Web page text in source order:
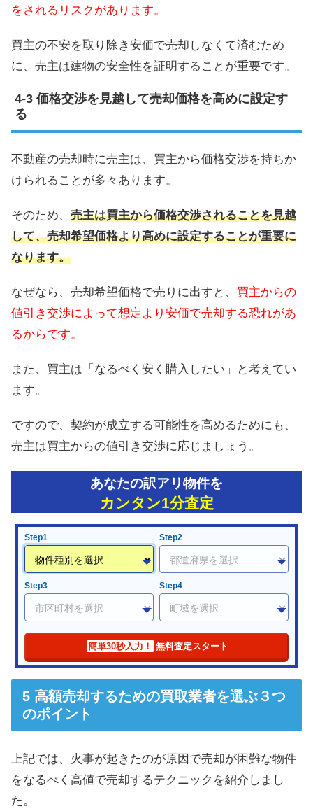
をされるリスクがあります。
買主の不安を取り除き安価で売却しなくて済むため
に、売主は建物の安全性を証明することが重要です。
価格交渉を見越して売却価格を高めに設定す
る
不動産の売却時に売主は、買主から価格交渉を持ちか
けられることが多々あります。
そのため、 売主は買主から価格交渉されることを見越
して、売却希望価格より高めに設定することが重要に
なります。
なぜなら、売却希望価格で売りに出すと、 買主からの
値引き交渉によって想定より安価で売却する恐れがあ
るからです。
また、買主は「なるべく安く購入したい」と考えてい
ます。
ですので、契約が成立する可能性を高めるためにも、
売主は買主からの値引き交渉に応じましょう。
あなたの訳アリ物件を
カンタン1分査定
Step1 Step2
Step3 Step4
簡単30秒入力！ 無料査定スタート
高額売却するための買取業者を選ぶ３つ
のポイント
上記では、火事が起きたのが原因で売却が困難な物件
をなるべく高値で売却するテクニックを紹介しまし
た。